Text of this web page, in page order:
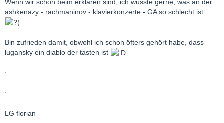
Wenn wir schon beim erklären sind, ich wüsste gerne, was an der
ashkenazy - rachmaninov - klavierkonzerte - GA so schlecht ist
Bin zufrieden damit, obwohl ich schon öfters gehört habe, dass
lugansky ein diablo der tasten ist
LG florian